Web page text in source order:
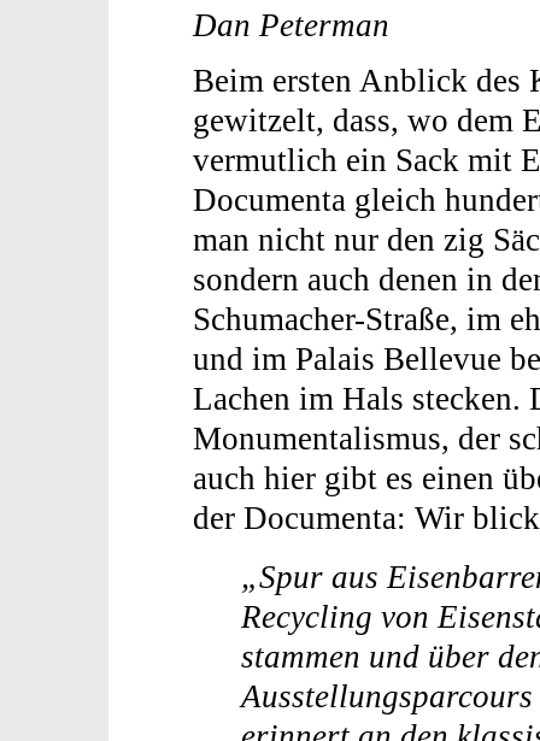
Dan Peterman
Beim ersten Anblick des
gewitzelt, dass, wo dem
vermutlich ein Sack mit
Documenta gleich
man nicht nur den zig
sondern auch denen in
Schumacher-Straße, im
und im Palais Bellevue
Lachen im Hals stecken.
Monumentalismus, der
auch hier gibt es einen
der Documenta: Wir
„Spur aus
Recycling von
stammen und über